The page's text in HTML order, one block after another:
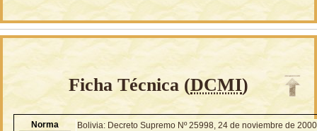
Ficha Técnica (DCMI)
Norma
Bolivia: Decreto Supremo Nº 25998, 24 de noviembre de 2000